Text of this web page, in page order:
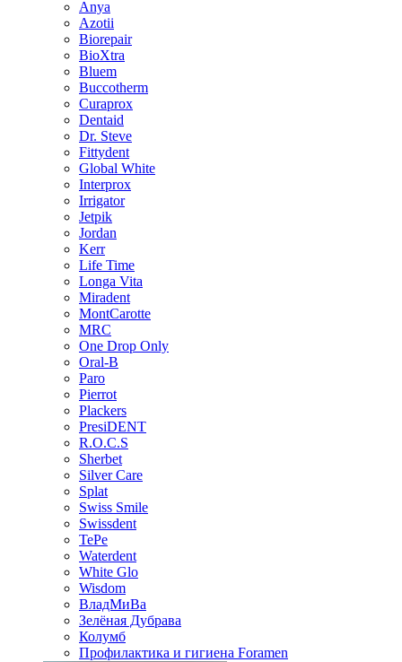
Anya
Azotii
Biorepair
BioXtra
Bluem
Buccotherm
Curaprox
Dentaid
Dr. Steve
Fittydent
Global White
Interprox
Irrigator
Jetpik
Jordan
Kerr
Life Time
Longa Vita
Miradent
MontCarotte
MRC
One Drop Only
Oral-B
Paro
Pierrot
Plackers
PresiDENT
R.O.C.S
Sherbet
Silver Care
Splat
Swiss Smile
Swissdent
TePe
Waterdent
White Glo
Wisdom
ВладМиВа
Зелёная Дубрава
Колумб
Профилактика и гигиена Foramen